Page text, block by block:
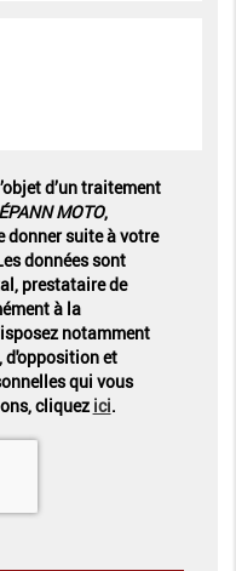
d’un traitement
MOTO,
donner suite à votre
données sont
prestataire de
à la
notamment
d'opposition et
qui vous
cliquez ici.